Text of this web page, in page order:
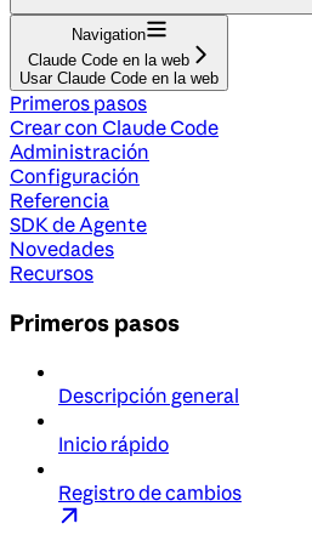
Navigation
Claude Code en la web
Usar Claude Code en la web
Primeros pasos
Crear con Claude Code
Administración
Configuración
Referencia
SDK de Agente
Novedades
Recursos
Primeros pasos
Descripción general
Inicio rápido
Registro de cambios